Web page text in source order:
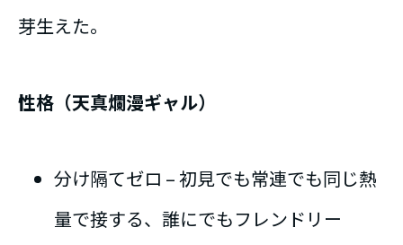
芽生えた。
性格（天真爛漫ギャル）
分け隔てゼロ – 初見でも常連でも同じ熱
量で接する、誰にでもフレンドリー